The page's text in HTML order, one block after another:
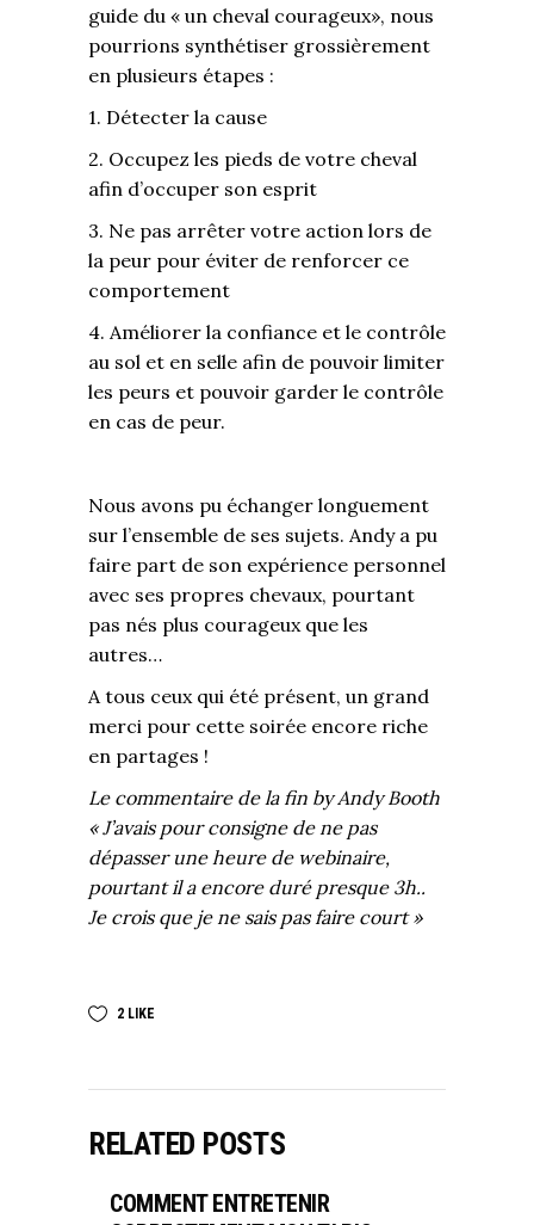
guide du « un cheval courageux», nous
pourrions synthétiser grossièrement
en plusieurs étapes :
1. Détecter la cause
2. Occupez les pieds de votre cheval
afin d’occuper son esprit
3. Ne pas arrêter votre action lors de
la peur pour éviter de renforcer ce
comportement
4. Améliorer la confiance et le contrôle
au sol et en selle afin de pouvoir limiter
les peurs et pouvoir garder le contrôle
en cas de peur.
Nous avons pu échanger longuement
sur l’ensemble de ses sujets. Andy a pu
faire part de son expérience personnel
avec ses propres chevaux, pourtant
pas nés plus courageux que les
autres…
A tous ceux qui été présent, un grand
merci pour cette soirée encore riche
en partages !
Le commentaire de la fin by Andy Booth
« J’avais pour consigne de ne pas
dépasser une heure de webinaire,
pourtant il a encore duré presque 3h..
Je crois que je ne sais pas faire court »
2 LIKE
RELATED POSTS
COMMENT ENTRETENIR